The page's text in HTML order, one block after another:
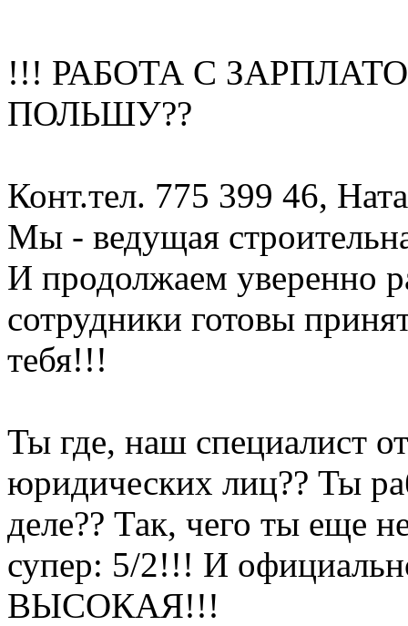
!!! РАБОТА С
ПОЛЬШУ??
Конт.тел. 775 399 46,
Мы - ведущая
И продолжаем уверенно
сотрудники готовы
тебя!!!
Ты где, наш специалист
юридических лиц?? Ты
деле?? Так, чего ты еще
супер: 5/2!!! И
ВЫСОКАЯ!!!